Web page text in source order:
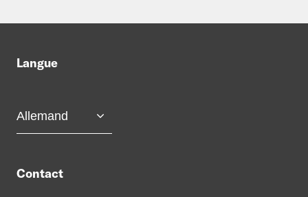
Langue
Contact